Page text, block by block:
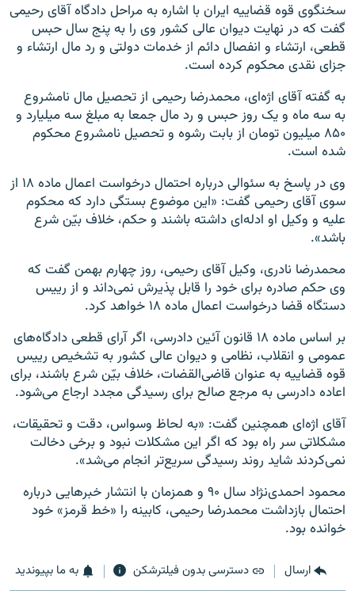
سخنگوی قوه قضاییه ایران با اشاره به مراحل دادگاه آقای رحیمی
گفت که در‌‌ نهایت دیوان عالی کشور وی را به پنج سال حبس
قطعی، ارتشاء و انفصال دائم از خدمات دولتی و رد مال ارتشاء و
جزای نقدی محکوم کرده است.
به گفته آقای اژه‌ای، محمدرضا رحیمی از تحصیل مال نامشروع
به سه ماه و یک روز حبس و رد مال جمعا به مبلغ سه میلیارد و
۸۵۰ میلیون تومان از بابت رشوه و تحصیل نامشروع محکوم
شده است.
وی در پاسخ به سئوالی درباره احتمال درخواست اعمال ماده ۱۸ از
سوی آقای رحیمی گفت: «این موضوع بستگی دارد که محکوم
علیه و وکیل او ادله‌ای داشته باشند و حکم، خلاف بیّن شرع
باشد».
محمدرضا نادری، وکیل آقای رحیمی، روز چهارم بهمن گفت که
وی حکم صادره برای خود را قابل پذیرش نمی‌داند و از رییس
دستگاه قضا درخواست اعمال ماده ۱۸ خواهد کرد.
بر اساس ماده ۱۸ قانون آئین دادرسی، اگر آرای قطعی دادگاه‌های
عمومی و انقلاب، نظامی و دیوان عالی کشور به تشخیص رییس
قوه قضاییه به عنوان قاضی‌القضات، خلاف بیّن شرع باشند، برای
اعاده دادرسی به مرجع صالح برای رسیدگی مجدد ارجاع می‌شود.
آقای اژه‌ای همچنین گفت: «به لحاظ وسواس، دقت و تحقیقات،
مشکلاتی سر راه بود که اگر این مشکلات نبود و برخی دخالت
نمی‌کردند شاید روند رسیدگی سریع‌تر انجام می‌شد».
محمود احمدی‌نژاد سال ۹۰ و همزمان با انتشار خبرهایی درباره
احتمال بازداشت محمدرضا رحیمی، کابینه را «خط قرمز» خود
خوانده بود.
ارسال دسترسی بدون فیلترشکن به ما بپیوندید